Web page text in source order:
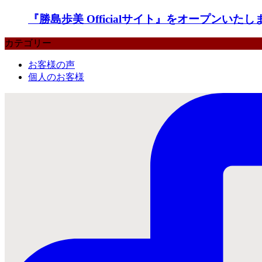
『勝島歩美 Officialサイト』をオープンいたし
カテゴリー
お客様の声
個人のお客様